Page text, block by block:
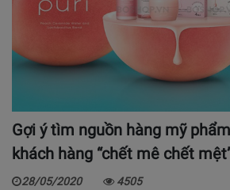
Gợi ý tìm nguồn hàng mỹ
khách hàng “chết mê chết
28/05/2020 4505